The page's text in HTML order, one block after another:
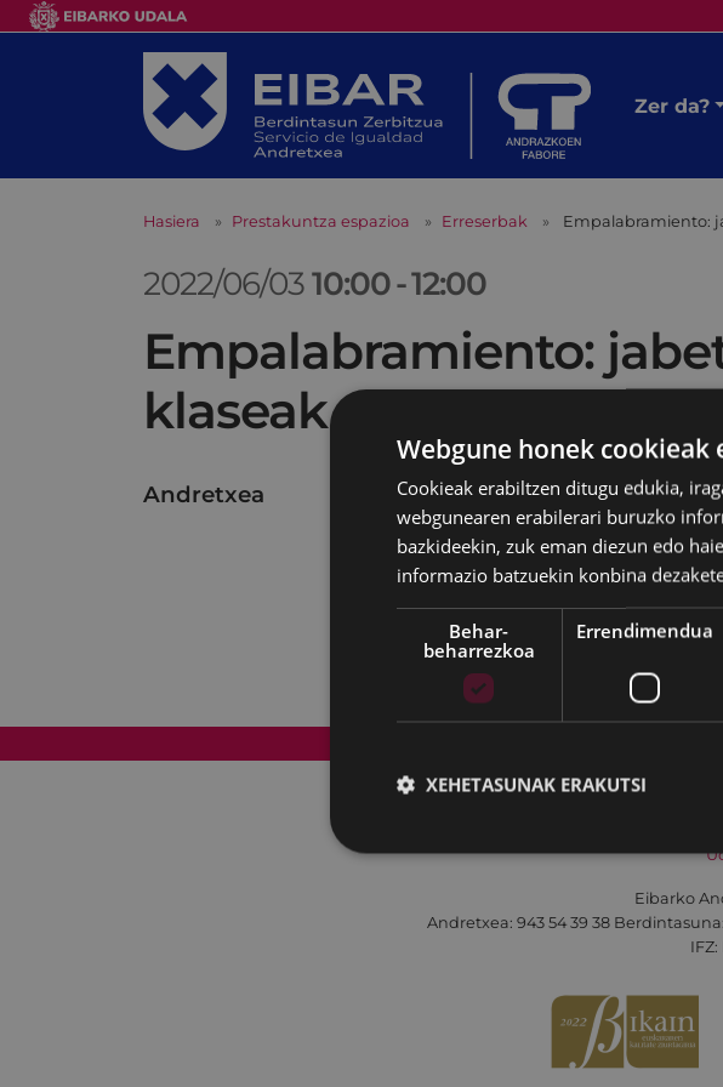
Zer da?
Hasiera Prestakuntza espazioa Erreserbak Empalabramiento:
2022/06/0310:00-12:00
Empalabramiento:
klaseak
Andretxea
Eibarko
Andretxea: 943 54 39 38
IFZ:
Webgune honek cookieak
Cookieak erabiltzen ditugu edukia,
webgunearen erabilerari buruzko
bazkideekin, zuk eman diezun edo
informazio batzuekin konbina
Behar-
beharrezkoa
Errendimendua
XEHETASUNAK ERAKUTSI